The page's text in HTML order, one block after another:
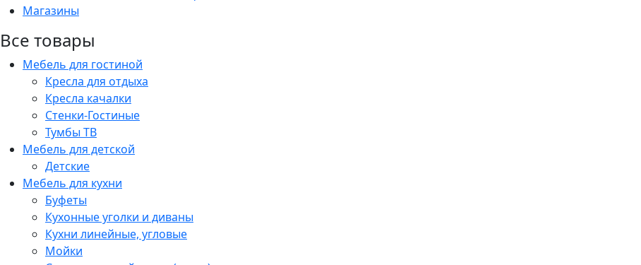
Магазины
Все товары
Мебель для гостиной
Кресла для отдыха
Кресла качалки
Стенки-Гостиные
Тумбы ТВ
Мебель для детской
Детские
Мебель для кухни
Буфеты
Кухонные уголки и диваны
Кухни линейные, угловые
Мойки